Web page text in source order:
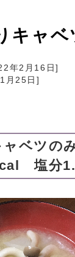
キャ
年2月16日]
月25日 ]
ャベツの
塩分